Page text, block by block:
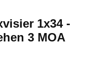
1x34 -
3 MOA